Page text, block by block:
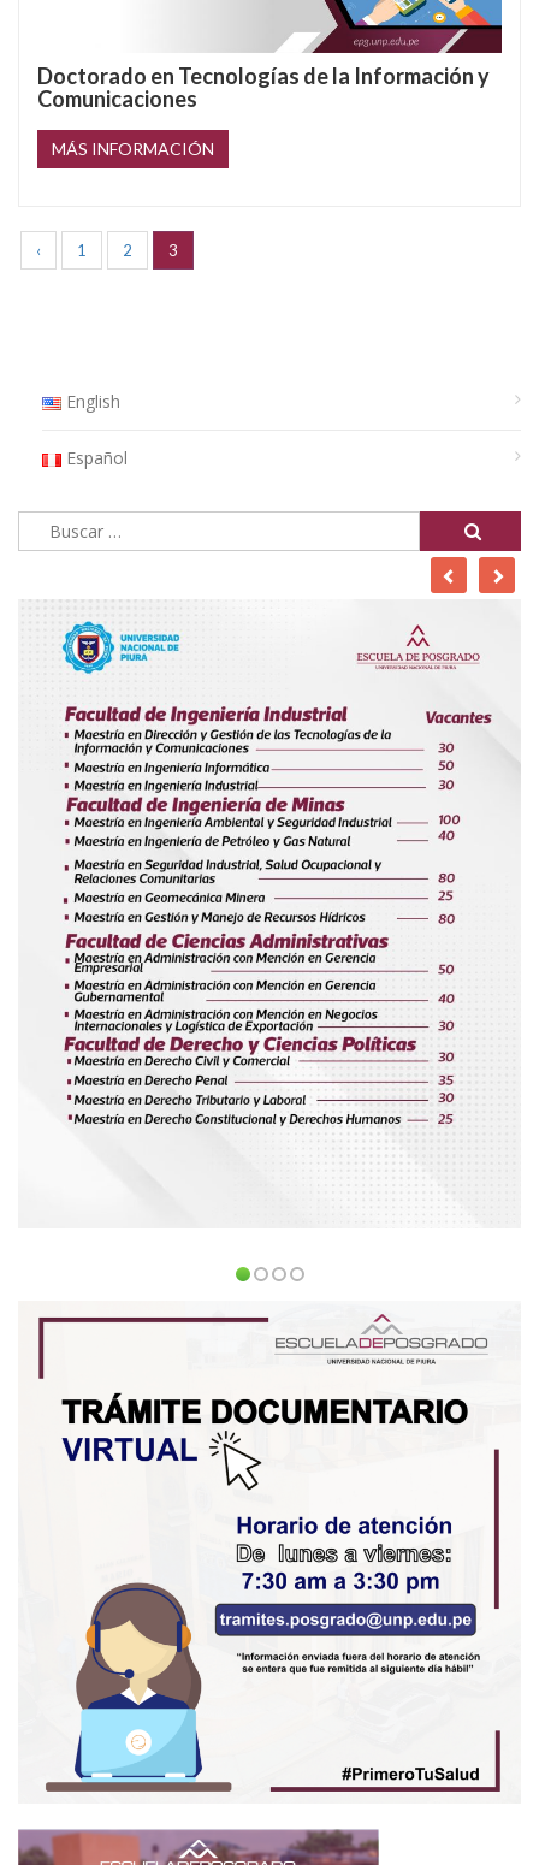
Doctorado en Tecnologías de la Información y
Comunicaciones
MÁS INFORMACIÓN
‹ 1 2 3
English
Español
Buscar: